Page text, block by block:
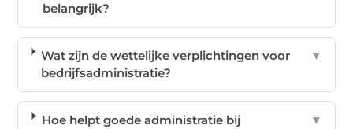
belangrijk?
Wat zijn de wettelijke verplichtingen voor
bedrijfsadministratie?
▼
Hoe helpt goede administratie bij
▼